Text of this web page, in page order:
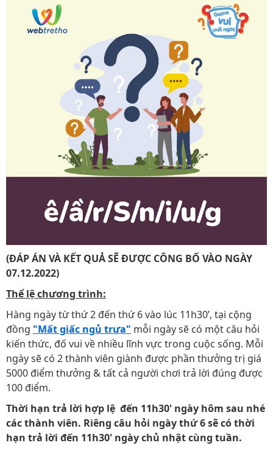
(ĐÁP ÁN VÀ KẾT QUẢ SẼ ĐƯỢC CÔNG BỐ VÀO NGÀY
07.12.2022)
Thể lệ chương trình:
Hàng ngày từ thứ 2 đến thứ 6 vào lúc 11h30’, tại cộng
đồng "Mất giấc ngủ trưa" mỗi ngày sẽ có một câu hỏi
kiến thức, đố vui về nhiều lĩnh vực trong cuộc sống. Mỗi
ngày sẽ có 2 thành viên giành được phần thưởng trị giá
5000 điểm thưởng & tất cả người chơi trả lời đúng được
100 điểm.
Thời hạn trả lời hợp lệ đến 11h30' ngày hôm sau nhé
các thành viên. Riêng câu hỏi ngày thứ 6 sẽ có thời
hạn trả lời đến 11h30' ngày chủ nhật cùng tuần.